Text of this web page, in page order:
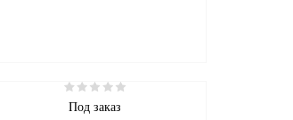
Под заказ